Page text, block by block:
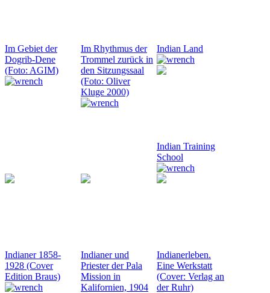
Im Gebiet der
Dogrib-Dene
(Foto: AGIM)
Im Rhythmus der
Trommel zurück in
den Sitzungssaal
(Foto: Oliver
Kluge 2000)
Indian Land
Indian Training
School
Indianer 1858-
1928 (Cover
Edition Braus)
Indianer und
Priester der Pala
Mission in
Kalifornien, 1904
Indianerleben.
Eine Werkstatt
(Cover: Verlag an
der Ruhr)